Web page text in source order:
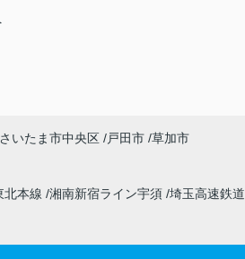
さいたま市中央区 戸田市 草加市
北本線 湘南新宿ライン宇須 埼玉高速鉄道